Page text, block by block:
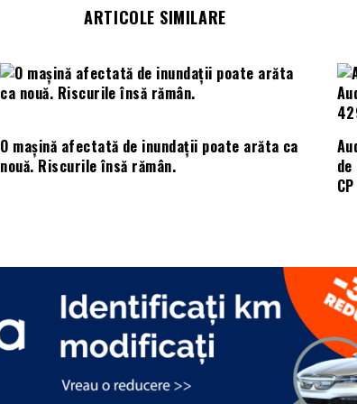
ARTICOLE SIMILARE
O mașină afectată de inundații poate arăta ca
nouă. Riscurile însă rămân.